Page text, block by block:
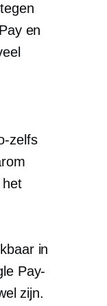
en
zelfs
het
in
Pay-
zijn.